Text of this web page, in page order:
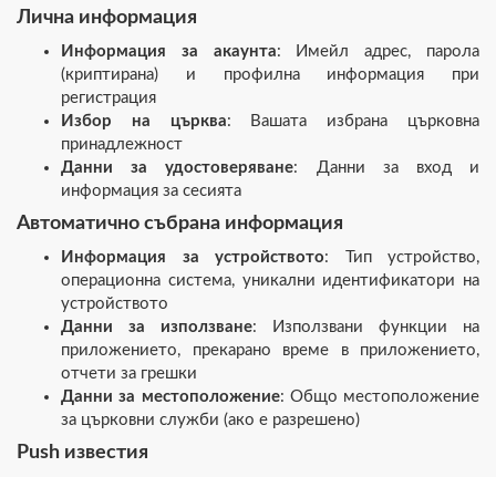
Лична информация
Информация за акаунта: Имейл адрес, парола
(криптирана) и профилна информация при
регистрация
Избор на църква: Вашата избрана църковна
принадлежност
Данни за удостоверяване: Данни за вход и
информация за сесията
Автоматично събрана информация
Информация за устройството: Тип устройство,
операционна система, уникални идентификатори на
устройството
Данни за използване: Използвани функции на
приложението, прекарано време в приложението,
отчети за грешки
Данни за местоположение: Общо местоположение
за църковни служби (ако е разрешено)
Push известия